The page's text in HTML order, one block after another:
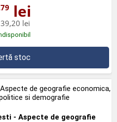
lei
39,20 lei
stoc
- Aspecte de geografie